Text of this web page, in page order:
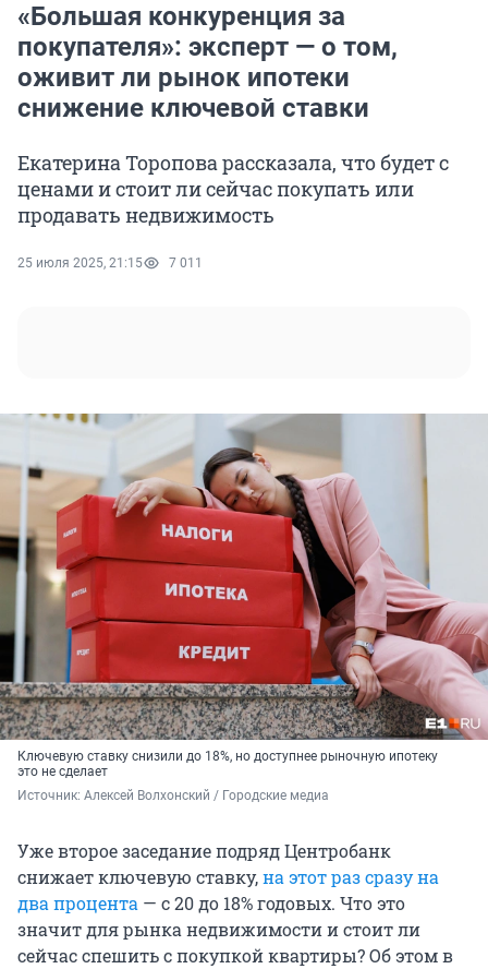
«Большая конкуренция за
покупателя»: эксперт — о том,
оживит ли рынок ипотеки
снижение ключевой ставки
Екатерина Торопова рассказала, что будет с
ценами и стоит ли сейчас покупать или
продавать недвижимость
25 июля 2025, 21:15 7 011
Ключевую ставку снизили до 18%, но доступнее рыночную ипотеку
это не сделает
Источник: Алексей Волхонский / Городские медиа
Уже второе заседание подряд Центробанк
снижает ключевую ставку,на этот раз сразу на
два процента — с 20 до 18% годовых. Что это
значит для рынка недвижимости и стоит ли
сейчас спешить с покупкой квартиры? Об этом в